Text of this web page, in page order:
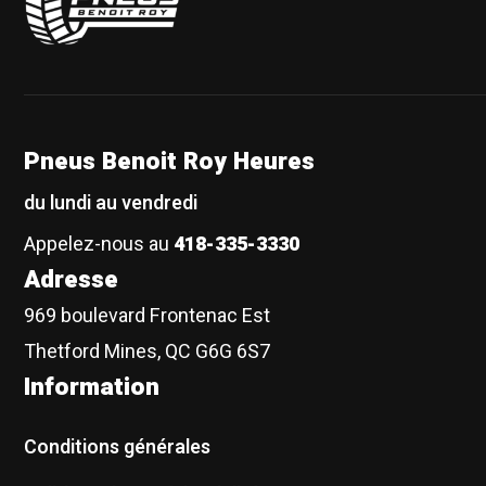
Pneus Benoit Roy Heures
du lundi au vendredi
Appelez-nous au 418-335-3330
Adresse
969 boulevard Frontenac Est
Thetford Mines, QC G6G 6S7
Information
Conditions générales